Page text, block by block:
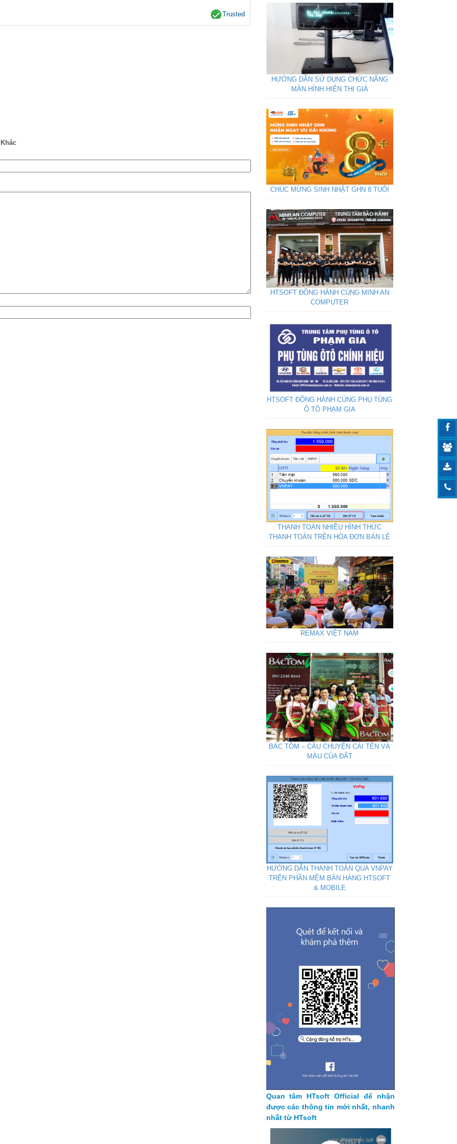
Trusted
Khác
HƯỚNG DẪN SỬ DỤNG CHỨC NĂNG
MÀN HÌNH HIỂN THỊ GIÁ
CHÚC MỪNG SINH NHẬT GHN 8 TUỔI
HTSOFT ĐỒNG HÀNH CÙNG MINH AN
COMPUTER
HTSOFT ĐỒNG HÀNH CÙNG PHỤ TÙNG
Ô TÔ PHẠM GIA
THANH TOÁN NHIỀU HÌNH THỨC
THANH TOÁN TRÊN HÓA ĐƠN BÁN LẺ
REMAX VIỆT NAM
BÁC TÔM – CÂU CHUYỆN CÁI TÊN VÀ
MÀU CỦA ĐẤT
HƯỚNG DẪN THANH TOÁN QUA VNPAY
TRÊN PHẦN MỀM BÁN HÀNG HTSOFT
& MOBILE
Quan tâm HTsoft Official để nhận
được các thông tin mới nhất, nhanh
nhất từ HTsoft